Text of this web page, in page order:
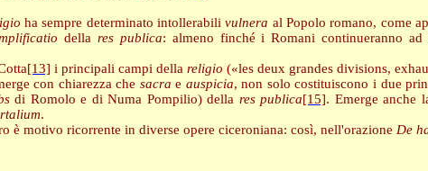
ha sempre determinato intollerabilivulnera al Popolo romano, come
dellares publica: almeno finché i Romani continueranno
[13] i principali campi della religio («les deux grandes divisions,
con chiarezza che sacra e auspicia, non solo costituiscono i due
di Romolo e di Numa Pompilio) della res publica[15]. Emerge anche
.
è motivo ricorrente in diverse opere ciceroniana: così, nell'orazione De